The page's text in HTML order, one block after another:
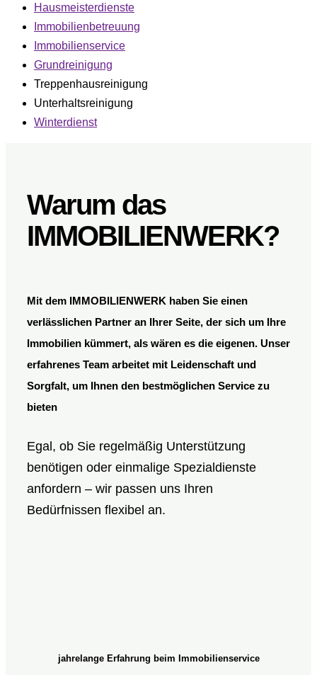
Hausmeisterdienste
Immobilienbetreuung
Immobilienservice
Grundreinigung
Treppenhausreinigung
Unterhaltsreinigung
Winterdienst
Warum das
IMMOBILIENWERK?
Mit dem IMMOBILIENWERK haben Sie einen
verlässlichen Partner an Ihrer Seite, der sich um Ihre
Immobilien kümmert, als wären es die eigenen. Unser
erfahrenes Team arbeitet mit Leidenschaft und
Sorgfalt, um Ihnen den bestmöglichen Service zu
bieten
Egal, ob Sie regelmäßig Unterstützung
benötigen oder einmalige Spezialdienste
anfordern – wir passen uns Ihren
Bedürfnissen flexibel an.
jahrelange Erfahrung beim Immobilienservice